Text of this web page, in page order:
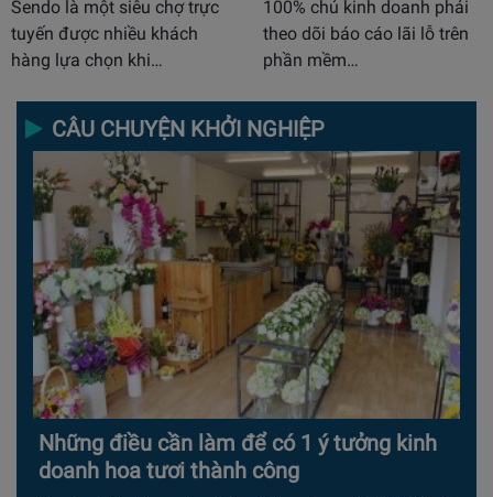
Sendo là một siêu chợ trực
tuyến được nhiều khách
hàng lựa chọn khi…
100% chủ kinh doanh phải
theo dõi báo cáo lãi lỗ trên
phần mềm…
CÂU CHUYỆN KHỞI NGHIỆP
Những điều cần làm để có 1 ý tưởng kinh
doanh hoa tươi thành công